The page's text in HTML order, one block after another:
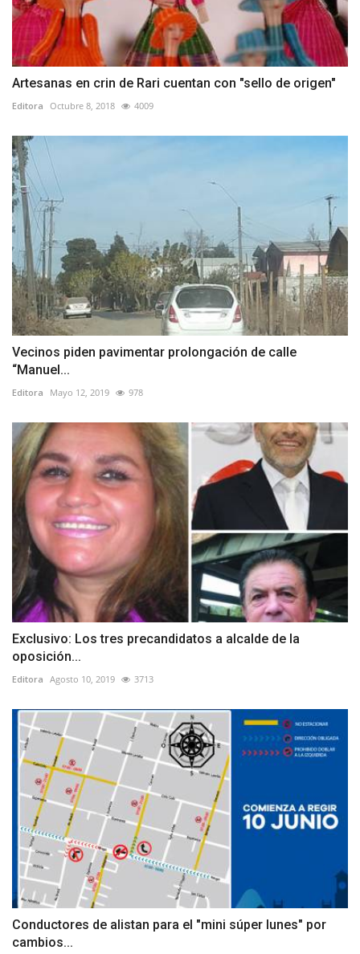
Artesanas en crin de Rari cuentan con "sello de origen"
Editora Octubre 8, 2018 4009
Vecinos piden pavimentar prolongación de calle
“Manuel...
Editora Mayo 12, 2019 978
Exclusivo: Los tres precandidatos a alcalde de la
oposición...
Editora Agosto 10, 2019 3713
Conductores de alistan para el "mini súper lunes" por
cambios...